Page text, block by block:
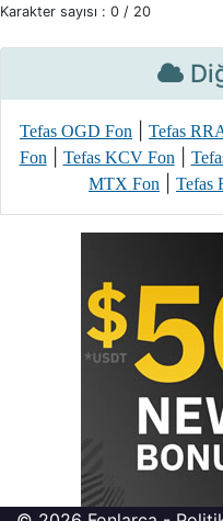
Karakter sayısı : 0 / 20
Tefas OGD Fon Tefas
Fon| Tefas KCV Fon|
MTX Fon
Tefas